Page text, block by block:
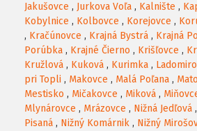
Jakušovce , Jurkova Voľa , Kalnište ,
Kobylnice , Kolbovce , Korejovce ,
, Kračúnovce , Krajná Bystrá , Krajná
Porúbka , Krajné Čierno , Krišľovce ,
Kružlová , Kuková , Kurimka ,
pri Topli , Makovce , Malá Poľana ,
Mestisko , Mičakovce , Miková ,
Mlynárovce , Mrázovce , Nižná Jedľová ,
Pisaná , Nižný Komárnik , Nižný